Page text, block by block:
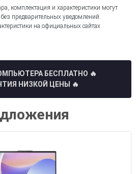
комплектация и характеристики могут
предварительных уведомлений.
на официальных сайтах
БЕСПЛАТНО 🔥
НИЗКОЙ ЦЕНЫ 🔥